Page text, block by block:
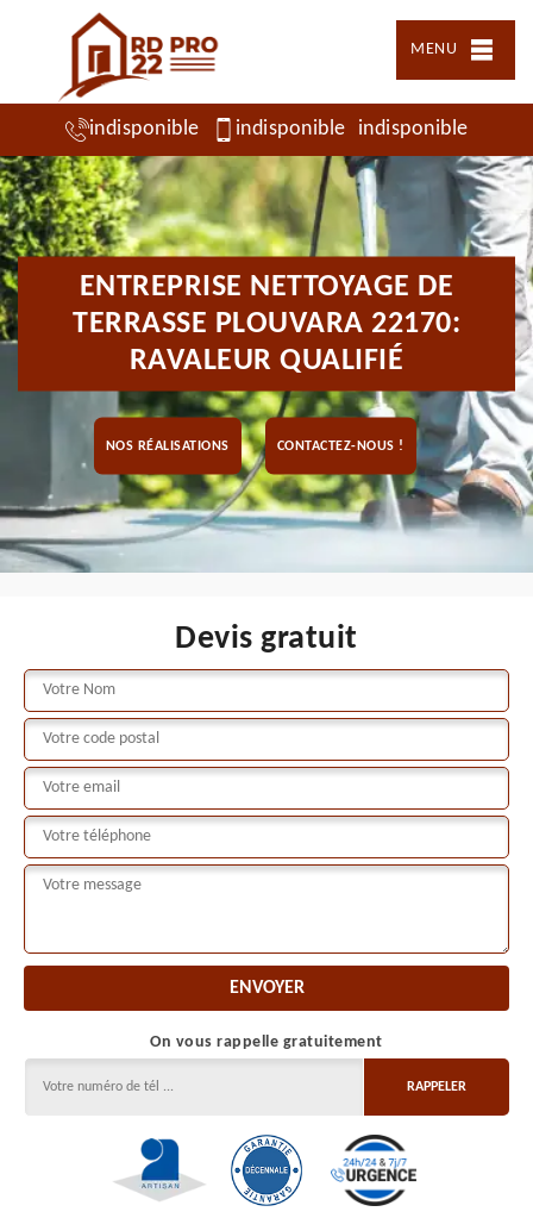
MENU
indisponible indisponible indisponible
ENTREPRISE NETTOYAGE DE
TERRASSE PLOUVARA 22170:
RAVALEUR QUALIFIÉ
NOS RÉALISATIONS CONTACTEZ-NOUS !
Devis gratuit
On vous rappelle gratuitement